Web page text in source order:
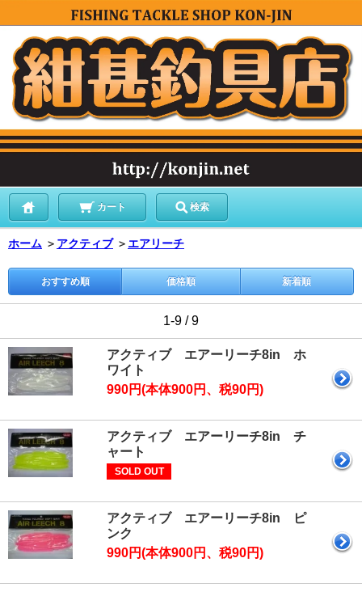
カート 検索
ホーム ＞ アクティブ ＞ エアリーチ
おすすめ順 価格順 新着順
1-9 / 9
アクティブ エアーリーチ8in ホ
ワイト
990円(本体900円、税90円)
アクティブ エアーリーチ8in チ
ャート
SOLD OUT
アクティブ エアーリーチ8in ピ
ンク
990円(本体900円、税90円)